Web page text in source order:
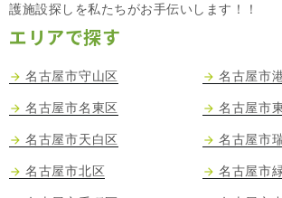
護施設探しを私たちがお手伝いします！！
エリアで探す
名古屋市守山区
名古屋市名東区
名古屋市天白区
名古屋市北区
名古屋市
名古屋市
名古屋市
名古屋市